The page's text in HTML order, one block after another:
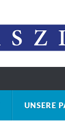
UNSERE